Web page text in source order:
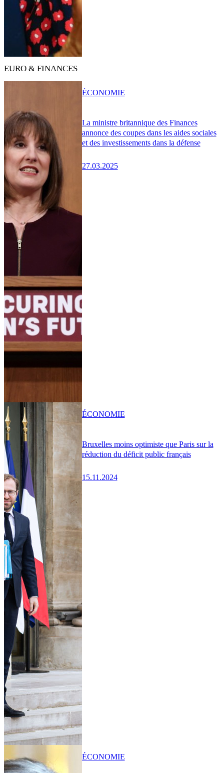
EURO & FINANCES
La ministre britannique des Finances
annonce des coupes dans les aides sociales
et des investissements dans la défense
27.03.2025
ÉCONOMIE
Bruxelles moins optimiste que Paris sur la
réduction du déficit public français
15.11.2024
ÉCONOMIE
ÉCONOMIE